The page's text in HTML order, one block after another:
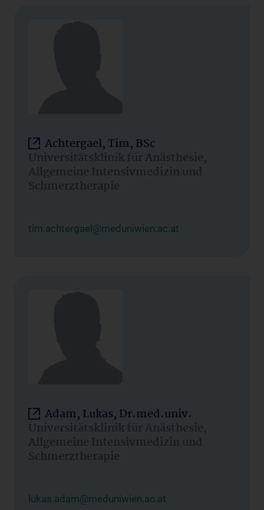
Achtergael, Tim, BSc
Universitätsklinik für Anästhesie,
Allgemeine Intensivmedizin und
Schmerztherapie
tim.achtergael@meduniwien.ac.at
Adam, Lukas, Dr.med.univ.
Universitätsklinik für Anästhesie,
Allgemeine Intensivmedizin und
Schmerztherapie
lukas.adam@meduniwien.ac.at